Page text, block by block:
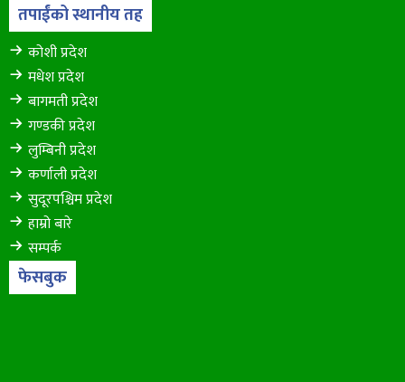
तपाईंको स्थानीय तह
कोशी प्रदेश
मधेश प्रदेश
बागमती प्रदेश
गण्डकी प्रदेश
लुम्बिनी प्रदेश
कर्णाली प्रदेश
सुदूरपश्चिम प्रदेश
हाम्रो बारे
सम्पर्क
फेसबुक